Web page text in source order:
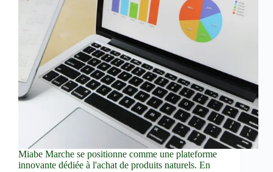
Miabe Marche se positionne comme une plateforme
innovante dédiée à l'achat de produits naturels. En